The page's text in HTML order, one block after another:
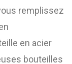
remplissez
en acier
bouteilles